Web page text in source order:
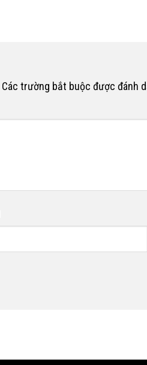
Các trường bắt buộc được đánh